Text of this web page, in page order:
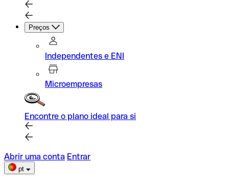
Preços
Independentes e ENI
Microempresas
Encontre o plano ideal para si
Abrir uma conta Entrar
pt